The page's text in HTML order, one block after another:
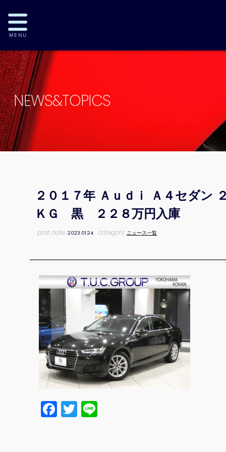
NEWS&TOPICS
２０１７年 Ａｕｄｉ Ａ４セダン
ＫＧ 黒 ２２８万円入庫
post date:2023.01.24 category: ニュース一覧
Facebook
Twitter